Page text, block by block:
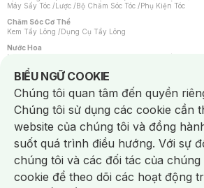
Máy Sấy Tóc /Lược /Bộ Chăm Sóc Tóc /Phụ Kiện Tóc
Chăm Sóc Cơ Thể
Kem Tẩy Lông /Dụng Cụ Tẩy Lông
Nước Hoa
Nước Hoa Nữ
Chăm Sóc Cá Nhân
Chống Muỗi /Khẩu Trang /Máy Massage/Mặt Nạ Xông
Sản Phẩm Chăm Sóc Khác /Bàn Chải Đánh Răng /Bàn
Hỗ Trợ Trắng Răng/Kem Đánh Răng /Máy Tăm Nước/
Tăm / Chỉ Nha Khoa/ Xịt Thơm Miệng / Dung Dịch Vệ
Khăn Ướt Vệ Sinh Vùng Kín/Băng Vệ Sinh/Tampon/
Máy Cạo Râu
Vấn Đề Về Da
Da Dầu / Lỗ Chân Lông To/ Da Khô / Mất Nước/ Da Lão
Da Nhạy Cảm / Kích Ứng
Da Xỉn Màu Thâm / Nám /
Quầng Thâm & Bọng Mắt /Sẹo /Viêm Da Cơ Địa
BIỂU NGỮ COOKIE
Notice about cookies usage
Chúng tôi quan tâm đến quyền
Chúng tôi sử dụng các cookie cần
website của chúng tôi và đồng
suốt quá trình điều hướng. Với sự
chúng tôi và các đối tác của chúng
cookie để theo dõi các hoạt động